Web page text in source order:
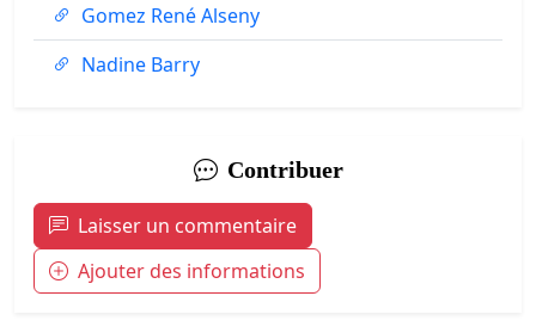
Gomez René Alseny
Nadine Barry
Contribuer
Laisser un commentaire
Ajouter des informations